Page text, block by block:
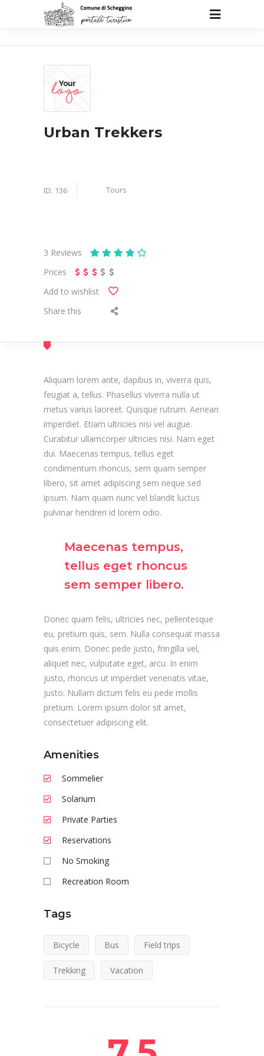
Urban Trekkers
ID: 136 Tours
3 Reviews
Prices
Add to wishlist
Share this
Aliquam lorem ante, dapibus in, viverra quis,
feugiat a, tellus. Phasellus viverra nulla ut
metus varius laoreet. Quisque rutrum. Aenean
imperdiet. Etiam ultricies nisi vel augue.
Curabitur ullamcorper ultricies nisi. Nam eget
dui. Maecenas tempus, tellus eget
condimentum rhoncus, sem quam semper
libero, sit amet adipiscing sem neque sed
ipsum. Nam quam nunc vel blandit luctus
pulvinar hendreri id lorem odio.
Maecenas tempus,
tellus eget rhoncus
sem semper libero.
Donec quam felis, ultricies nec, pellentesque
eu, pretium quis, sem. Nulla consequat massa
quis enim. Donec pede justo, fringilla vel,
aliquet nec, vulputate eget, arcu. In enim
justo, rhoncus ut imperdiet venenatis vitae,
justo. Nullam dictum felis eu pede mollis
pretium. Lorem ipsum dolor sit amet,
consectetuer adipiscing elit.
Amenities
Sommelier
Solarium
Private Parties
Reservations
No Smoking
Recreation Room
Tags
Bicycle Bus Field trips
Trekking Vacation